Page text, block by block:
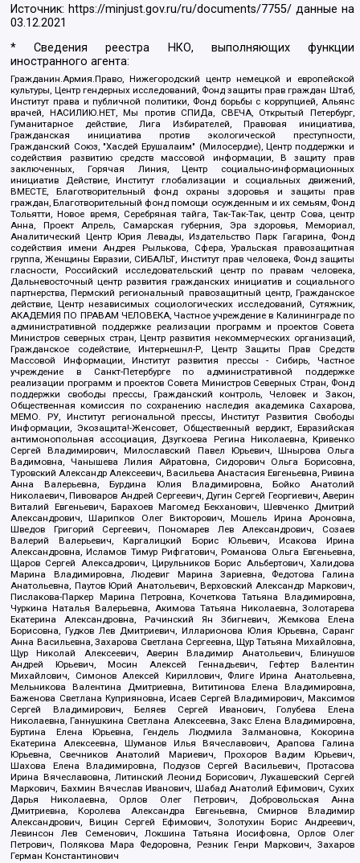
Источник: https://minjust.gov.ru/ru/documents/7755/ данные на
03.12.2021
* Сведения реестра НКО, выполняющих функции
иностранного агента:
Гражданин.Армия.Право, Нижегородский центр немецкой и европейской
культуры, Центр гендерных исследований, Фонд защиты прав граждан Штаб,
Институт права и публичной политики, Фонд борьбы с коррупцией, Альянс
врачей, НАСИЛИЮ.НЕТ, Мы против СПИДа, СВЕЧА, Открытый Петербург,
Гуманитарное действие, Лига Избирателей, Правовая инициатива,
Гражданская инициатива против экологической преступности,
Гражданский Союз, "Хасдей Ерушалаим" (Милосердие), Центр поддержки и
содействия развитию средств массовой информации, В защиту прав
заключенных, Горячая Линия, Центр социально-информационных
инициатив Действие, Институт глобализации и социальных движений,
ВМЕСТЕ, Благотворительный фонд охраны здоровья и защиты прав
граждан, Благотворительный фонд помощи осужденным и их семьям, Фонд
Тольятти, Новое время, Серебряная тайга, Так-Так-Так, центр Сова, центр
Анна, Проект Апрель, Самарская губерния, Эра здоровья, Мемориал,
Аналитический Центр Юрия Левады, Издательство Парк Гагарина, Фонд
содействия имени Андрея Рылькова, Сфера, Уральская правозащитная
группа, Женщины Евразии, СИБАЛЬТ, Институт прав человека, Фонд защиты
гласности, Российский исследовательский центр по правам человека,
Дальневосточный центр развития гражданских инициатив и социального
партнерства, Пермский региональный правозащитный центр, Гражданское
действие, Центр независимых социологических исследований, Сутяжник,
АКАДЕМИЯ ПО ПРАВАМ ЧЕЛОВЕКА, Частное учреждение в Калининграде по
административной поддержке реализации программ и проектов Совета
Министров северных стран, Центр развития некоммерческих организаций,
Гражданское содействие, Интернешнл-Р, Центр Защиты Прав Средств
Массовой Информации, Институт развития прессы - Сибирь, Частное
учреждение в Санкт-Петербурге по административной поддержке
реализации программ и проектов Совета Министров Северных Стран, Фонд
поддержки свободы прессы, Гражданский контроль, Человек и Закон,
Общественная комиссия по сохранению наследия академика Сахарова,
МЕМО. РУ, Институт региональной прессы, Институт Развития Свободы
Информации, Экозащита!-Женсовет, Общественный вердикт, Евразийская
антимонопольная ассоциация, Дзугкоева Регина Николаевна, Кривенко
Сергей Владимирович, Милославский Павел Юрьевич, Шнырова Ольга
Вадимовна, Чанышева Лилия Айратовна, Сидорович Ольга Борисовна,
Туровский Александр Алексеевич, Васильева Анастасия Евгеньевна, Ривина
Анна Валерьевна, Бурдина Юлия Владимировна, Бойко Анатолий
Николаевич, Пивоваров Андрей Сергеевич, Дугин Сергей Георгиевич, Аверин
Виталий Евгеньевич, Барахоев Магомед Бекханович, Шевченко Дмитрий
Александрович, Шарипков Олег Викторович, Мошель Ирина Ароновна,
Шведов Григорий Сергеевич, Пономарев Лев Александрович, Созаев
Валерий Валерьевич, Каргалицкий Борис Юльевич, Исакова Ирина
Александровна, Исламов Тимур Рифгатович, Романова Ольга Евгеньевна,
Щаров Сергей Алексадрович, Цирульников Борис Альбертович, Халидова
Марина Владимировна, Людевиг Марина Зариевна, Федотова Галина
Анатольевна, Паутов Юрий Анатольевич, Верховский Александр Маркович,
Пислакова-Паркер Марина Петровна, Кочеткова Татьяна Владимировна,
Чуркина Наталья Валерьевна, Акимова Татьяна Николаевна, Золотарева
Екатерина Александровна, Рачинский Ян Збигневич, Жемкова Елена
Борисовна, Гудков Лев Дмитриевич, Илларионова Юлия Юрьевна, Саранг
Анна Васильевна, Захарова Светлана Сергеевна, Щур Татьяна Михайловна,
Щур Николай Алексеевич, Аверин Владимир Анатольевич, Блинушов
Андрей Юрьевич, Мосин Алексей Геннадьевич, Гефтер Валентин
Михайлович, Симонов Алексей Кириллович, Флиге Ирина Анатольевна,
Мельникова Валентина Дмитриевна, Вититинова Елена Владимировна,
Баженова Светлана Куприяновна, Исаев Сергей Владимирович, Максимов
Сергей Владимирович, Беляев Сергей Иванович, Голубева Елена
Николаевна, Ганнушкина Светлана Алексеевна, Закс Елена Владимировна,
Буртина Елена Юрьевна, Гендель Людмила Залмановна, Кокорина
Екатерина Алексеевна, Шуманов Илья Вячеславович, Арапова Галина
Юрьевна, Свечников Анатолий Мариевич, Прохоров Вадим Юрьевич,
Шахова Елена Владимировна, Подузов Сергей Васильевич, Протасова
Ирина Вячеславовна, Литинский Леонид Борисович, Лукашевский Сергей
Маркович, Бахмин Вячеслав Иванович, Шабад Анатолий Ефимович, Сухих
Дарья Николаевна, Орлов Олег Петрович, Добровольская Анна
Дмитриевна, Королева Александра Евгеньевна, Смирнов Владимир
Александрович, Вицин Сергей Ефимович, Золотухин Борис Андреевич,
Левинсон Лев Семенович, Локшина Татьяна Иосифовна, Орлов Олег
Петрович, Полякова Мара Федоровна, Резник Генри Маркович, Захаров
Герман Константинович